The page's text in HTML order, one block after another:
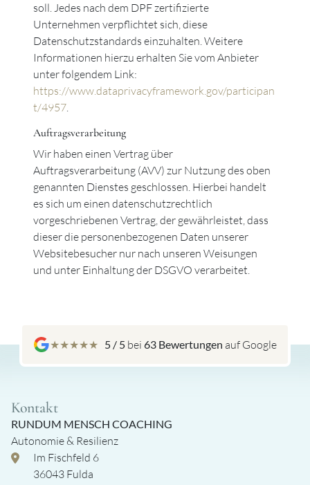
soll. Jedes nach dem DPF zertifizierte
Unternehmen verpflichtet sich, diese
Datenschutzstandards einzuhalten. Weitere
Informationen hierzu erhalten Sie vom Anbieter
unter folgendem Link:
https://www.dataprivacyframework.gov/participan
t/4957.
Auftragsverarbeitung
Wir haben einen Vertrag über
Auftragsverarbeitung (AVV) zur Nutzung des oben
genannten Dienstes geschlossen. Hierbei handelt
es sich um einen datenschutzrechtlich
vorgeschriebenen Vertrag, der gewährleistet, dass
dieser die personenbezogenen Daten unserer
Websitebesucher nur nach unseren Weisungen
und unter Einhaltung der DSGVO verarbeitet.
★★★★★ 5 / 5 bei 63 Bewertungen auf Google
Kontakt
RUNDUM MENSCH COACHING
Autonomie & Resilienz
Im Fischfeld 6
36043 Fulda